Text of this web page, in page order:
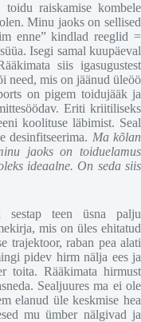
raiskamise kombele
Minu jaoks on sellised
enne” kindlad reeglid =
Isegi samal kuupäeval
siis igasugustest
need, mis on jäänud üleöö
on pigem toidujääk ja
Eriti kriitiliseks
koolituse läbimist. Seal
desinfitseerima. Ma kõlan
jaoks on toiduelamus
ideaalne. On seda siis
sestap teen üsna palju
mis on üles ehitatud
trajektoor, raban pea alati
pidev hirm nälja ees ja
toita. Rääkimata hirmust
Sealjuures ma ei ole
elanud üle keskmise hea
mu ümber nälgivad ja